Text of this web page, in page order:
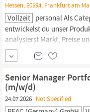
Hessen, 60594, Frankfurt am
Vollzeit personal Als
entwickelst du unser
analysierst Markt, Preise
Produktmanagement,
Produktlebenszyklus.
Senior Manager
(m/w/d)
24.07.2026 Not Specified